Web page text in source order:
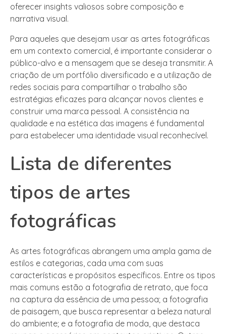
oferecer insights valiosos sobre composição e
narrativa visual.
Para aqueles que desejam usar as artes fotográficas
em um contexto comercial, é importante considerar o
público-alvo e a mensagem que se deseja transmitir. A
criação de um portfólio diversificado e a utilização de
redes sociais para compartilhar o trabalho são
estratégias eficazes para alcançar novos clientes e
construir uma marca pessoal. A consistência na
qualidade e na estética das imagens é fundamental
para estabelecer uma identidade visual reconhecível.
Lista de diferentes
tipos de artes
fotográficas
As artes fotográficas abrangem uma ampla gama de
estilos e categorias, cada uma com suas
características e propósitos específicos. Entre os tipos
mais comuns estão a fotografia de retrato, que foca
na captura da essência de uma pessoa; a fotografia
de paisagem, que busca representar a beleza natural
do ambiente; e a fotografia de moda, que destaca